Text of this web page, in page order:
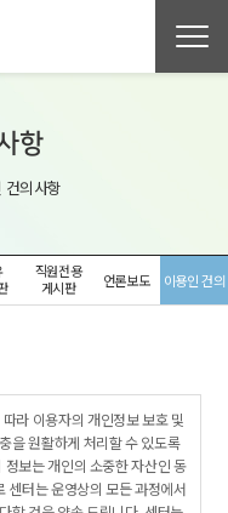
항
건의사항
직원전용
게시판
언론보도 이용인 건의